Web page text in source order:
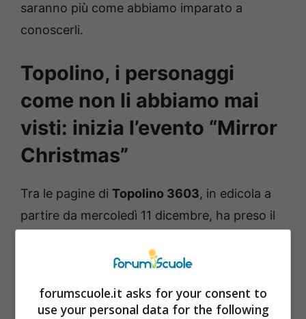
saranno più come abbiamo imparato a
conoscerli.
Topolino, i personaggi
come non li abbiamo mai
visti: inizia l’evento “Mirror
Christmas”
Tra le pagine di Topolino 3603, in edicola a
partire da mercoledì 11 dicembre, ha preso il
storie che presenteranno (da qui alke
uscita a Natale, il 25 dicembre) i più amati
forumscuole.it asks for your consent to
use your personal data for the following